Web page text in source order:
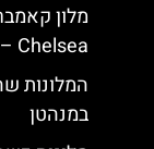
Chelsea)
המלונות
במנהטן